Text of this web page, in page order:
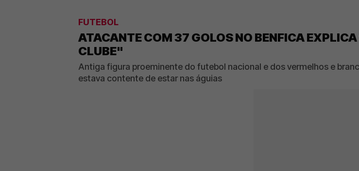
FUTEBOL
ATACANTE COM 37 GOLOS NO BENFICA
CLUBE"
Antiga figura proeminente do futebol nacional e dos vermelhos e
estava contente de estar nas águias